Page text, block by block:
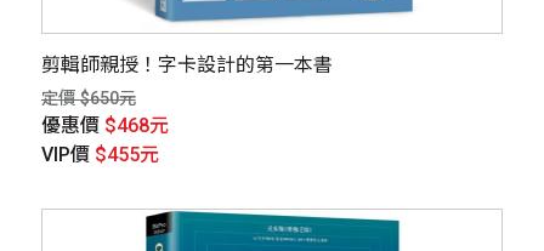
剪輯師親授！字卡設計的第一本書
定價 $650元
優惠價 $468元
VIP價 $455元